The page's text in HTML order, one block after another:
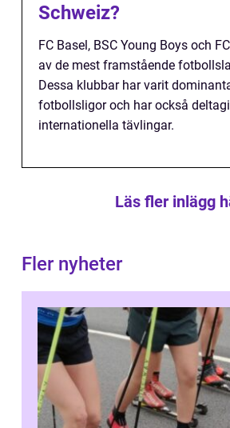
Schweiz?
FC Basel, BSC Young Boys och
av de mest framstående
Dessa klubbar har varit
fotbollsligor och har också
internationella tävlingar.
Läs fler inlägg
Fler nyheter